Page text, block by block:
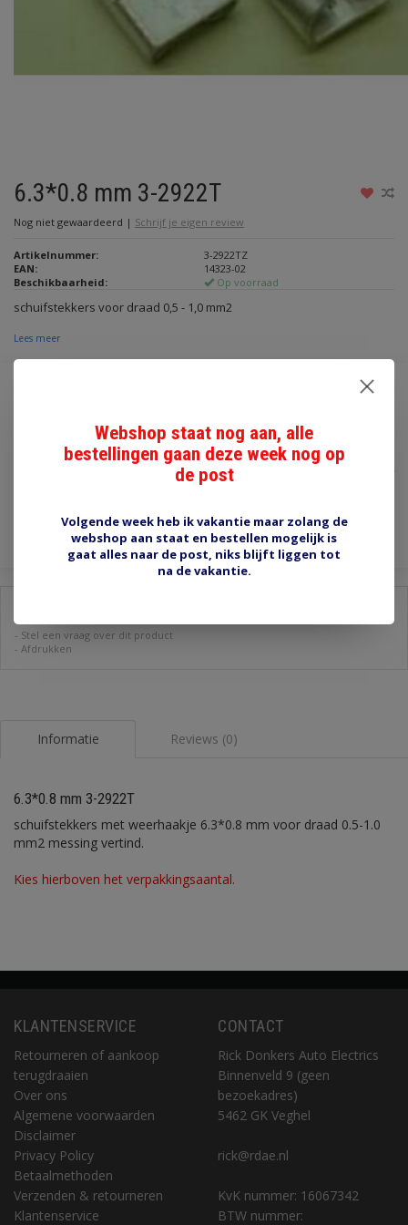
6.3*0.8 mm 3-2922T
Nog niet gewaardeerd | Schrijf je eigen review
Artikelnummer:
3-2922TZ
EAN:
14323-02
Beschikbaarheid:
Op voorraad
schuifstekkers voor draad 0,5 - 1,0 mm2
Lees meer
- Stel een vraag over dit product
- Afdrukken
Informatie Reviews (0)
6.3*0.8 mm 3-2922T
schuifstekkers met weerhaakje 6.3*0.8 mm voor draad 0.5-1.0
mm2 messing vertind.
Kies hierboven het verpakkingsaantal.
KLANTENSERVICE
Retourneren of aankoop
terugdraaien
Over ons
Algemene voorwaarden
Disclaimer
Privacy Policy
Betaalmethoden
Verzenden & retourneren
Klantenservice
CONTACT
Rick Donkers Auto Electrics
Binnenveld 9 (geen
bezoekadres)
5462 GK Veghel
rick@rdae.nl
KvK nummer: 16067342
BTW nummer:
Webshop staat nog aan, alle
bestellingen gaan deze week nog op
de post
Volgende week heb ik vakantie maar zolang de
webshop aan staat en bestellen mogelijk is
gaat alles naar de post, niks blijft liggen tot
na de vakantie.